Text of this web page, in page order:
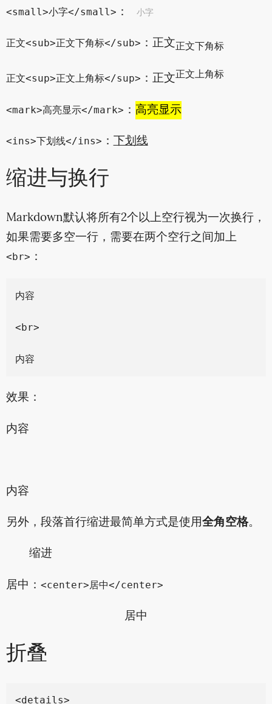
<small>小字</small> ： 小字
正文<sub>正文下角标</sub> ：正文正文下角标
正文<sup>正文上角标</sup> ：正文正文上角标
<mark>高亮显示</mark> ： 高亮显示
<ins>下划线</ins> ：下划线
缩进与换行
Markdown默认将所有2个以上空行视为一次换行，
如果需要多空一行，需要在两个空行之间加上
<br> ：
内容
<br>
效果：
内容
内容
另外，段落首行缩进最简单方式是使用全角空格。
缩进
居中： <center>居中</center>
居中
折叠
<details>